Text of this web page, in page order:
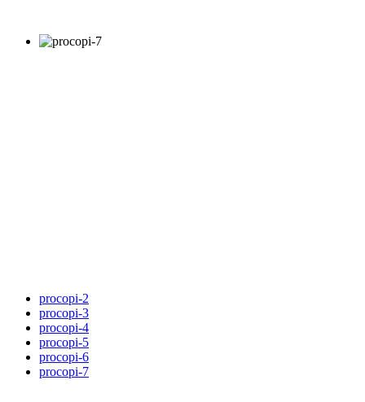
procopi-2
procopi-3
procopi-4
procopi-5
procopi-6
procopi-7